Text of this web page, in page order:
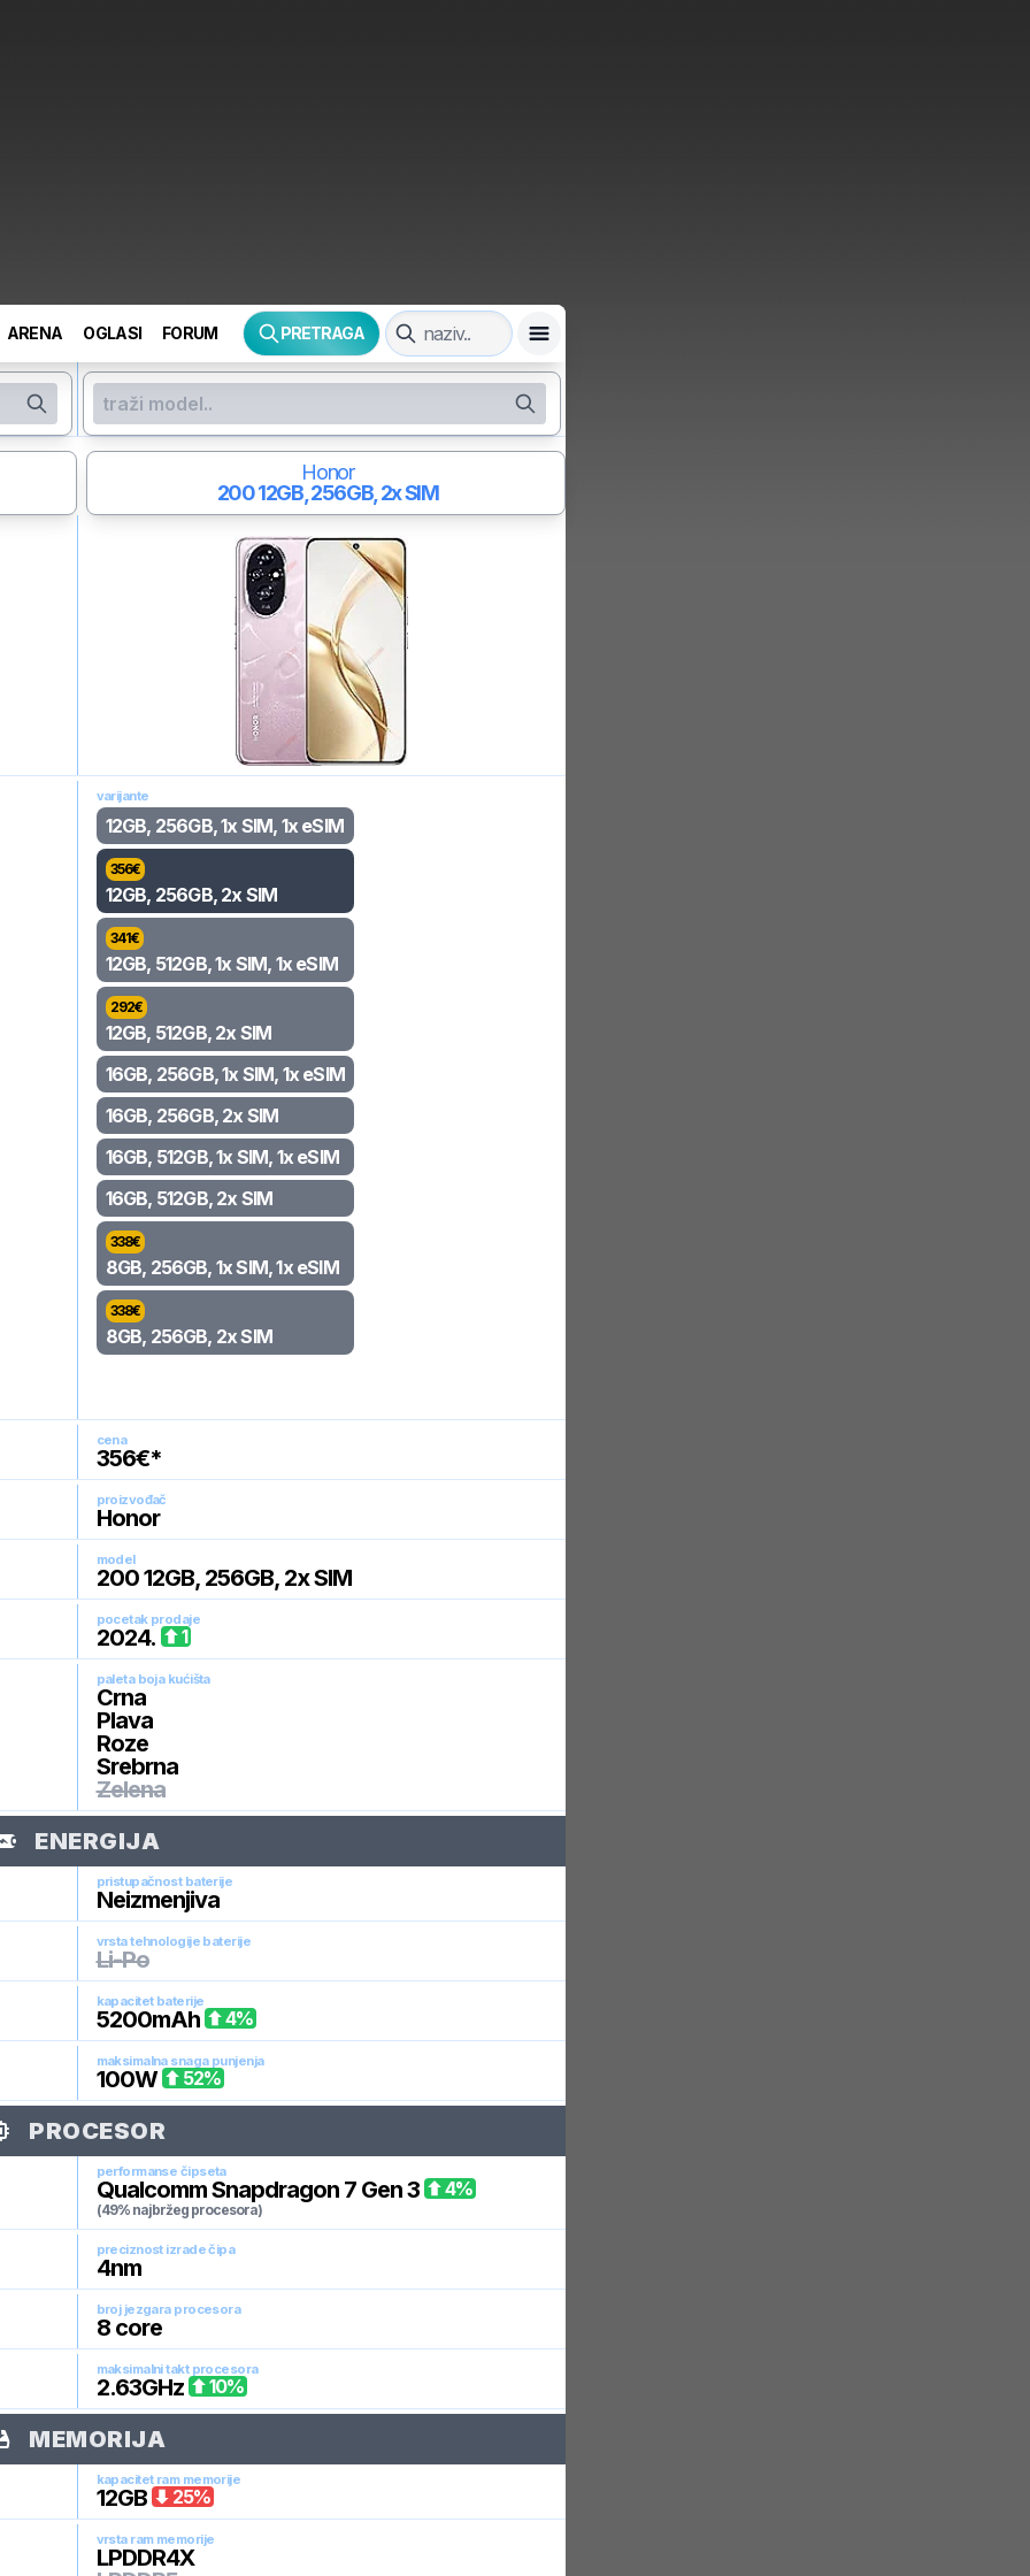
ARENA OGLASI FORUM PRETRAGA
Honor
20012GB, 256GB, 2x SIM
varijante
12GB, 256GB, 1x SIM, 1x eSIM
356€
12GB, 256GB, 2x SIM
341€
12GB, 512GB, 1x SIM, 1x eSIM
292€
12GB, 512GB, 2x SIM
16GB, 256GB, 1x SIM, 1x eSIM
16GB, 256GB, 2x SIM
16GB, 512GB, 1x SIM, 1x eSIM
16GB, 512GB, 2x SIM
338€
8GB, 256GB, 1x SIM, 1x eSIM
338€
8GB, 256GB, 2x SIM
cena
356€*
proizvođač
Honor
model
200 12GB, 256GB, 2x SIM
pocetak prodaje
2024. 1
paleta boja kućišta
Crna
Plava
Roze
Srebrna
Zelena
ENERGIJA
pristupačnost baterije
Neizmenjiva
vrsta tehnologije baterije
Li-Po
kapacitet baterije
5200mAh 4%
maksimalna snaga punjenja
100W 52%
PROCESOR
performanse čipseta
Qualcomm Snapdragon 7 Gen 3
(49% najbržeg procesora)
4%
preciznost izrade čipa
4nm
broj jezgara procesora
8core
maksimalni takt procesora
2.63GHz 10%
MEMORIJA
kapacitet ram memorije
12GB 25%
vrsta ram memorije
LPDDR4X